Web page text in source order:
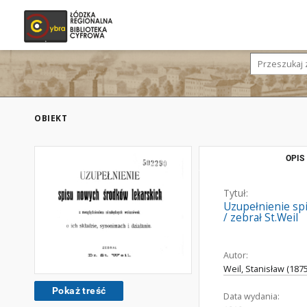
OBIEKT
Pokaż treść
OPIS
Tytuł:
Uzupełnienie
/ zebrał St.Weil
Autor:
Weil, Stanisław
Data wydania: